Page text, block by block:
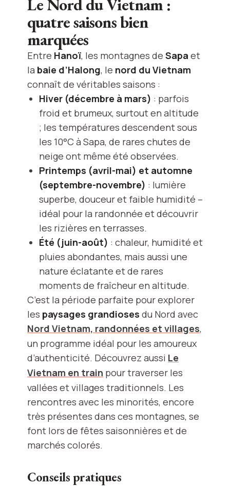
Le Nord du Vietnam :
quatre saisons bien
marquées
Entre Hanoï, les montagnes de Sapa et
la baie d’Halong, le nord du Vietnam
connaît de véritables saisons :
Hiver (décembre à mars) : parfois
froid et brumeux, surtout en altitude
; les températures descendent sous
les 10°C à Sapa, de rares chutes de
neige ont même été observées.
Printemps (avril-mai) et automne
(septembre-novembre) : lumière
superbe, douceur et faible humidité –
idéal pour la randonnée et découvrir
les rizières en terrasses.
Été (juin-août) : chaleur, humidité et
pluies abondantes, mais aussi une
nature éclatante et de rares
moments de fraîcheur en altitude.
C’est la période parfaite pour explorer
les paysages grandioses du Nord avec
Nord Vietnam, randonnées et villages,
un programme idéal pour les amoureux
d’authenticité. Découvrez aussi Le
Vietnam en train pour traverser les
vallées et villages traditionnels. Les
rencontres avec les minorités, encore
très présentes dans ces montagnes, se
font lors de fêtes saisonnières et de
marchés colorés.
Conseils pratiques